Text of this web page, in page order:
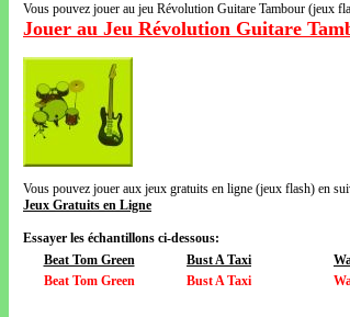
Vous pouvez jouer au jeu Révolution Guitare Tambour (jeux
Jouer au Jeu Révolution Guitare
Vous pouvez jouer aux jeux gratuits en ligne (jeux flash) en
Jeux Gratuits en Ligne
Essayer les échantillons ci-dessous:
Beat Tom Green
Bust A Taxi
Beat Tom Green
Bust A Taxi